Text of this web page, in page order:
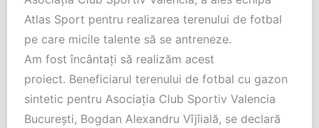
Atlas Sport pentru realizarea terenului de fotbal
pe care micile talente să se antreneze.
Am fost încântați să realizăm acest
proiect. Beneficiarul terenului de fotbal cu gazon
sintetic pentru Asociaţia Club Sportiv Valencia
Bucureşti, Bogdan Alexandru Vîjîială, se declară